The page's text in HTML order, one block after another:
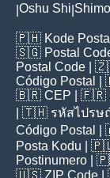
Oshu Shi
🇵🇭 Kode Postal
🇸🇬 Postal
Postal Code |
Código Postal
|
🇧🇷 CEP | 🇫🇷
| 🇹🇭 รหัสไปรษ
Código Postal
|
Posta Kodu |
Postinumero |
🇺🇸 ZIP Code